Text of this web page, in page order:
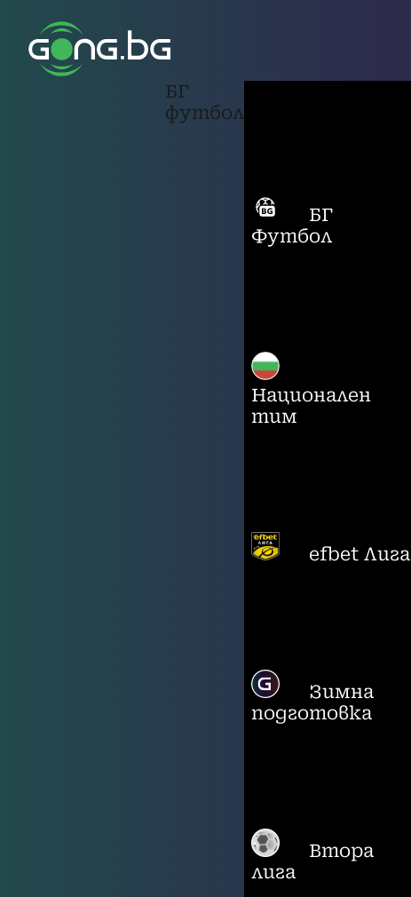
БГ
футбол
БГ
Футбол
Национален
тим
efbet Лига
Зимна
подготовка
Втора
лига